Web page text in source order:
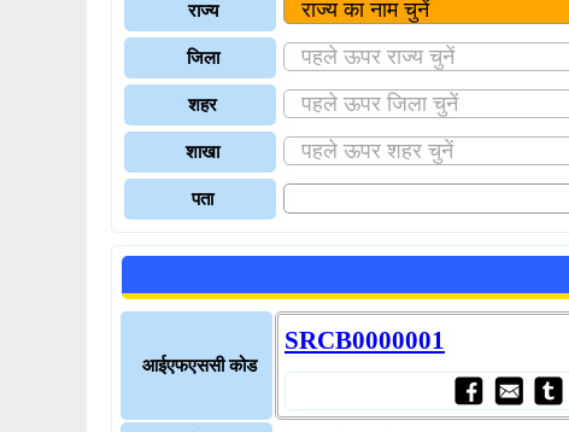
राज्य
जिला
शहर
शाखा
पता
आईएफएससी कोड
SRCB0000001